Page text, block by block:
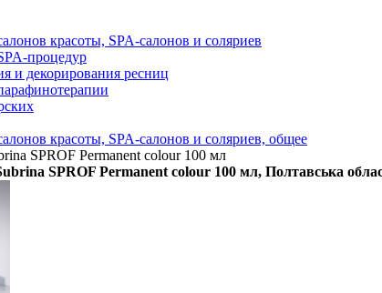
красоты, SPA-салонов и соляриев
процедур
и декорирования ресниц
красоты, SPA-салонов и соляриев, общее
SPROF Рermanent colour 100 мл
SPROF Рermanent colour 100 мл, Полтавська